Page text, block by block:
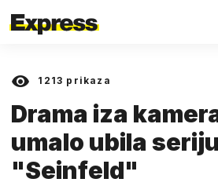
1213 prikaza
Drama iza
umalo ubila seriju
"Seinfeld"